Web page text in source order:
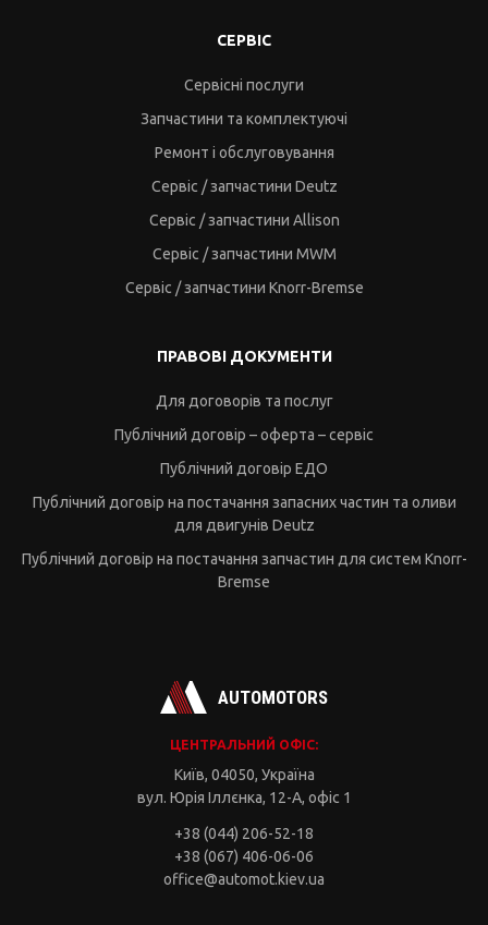
СЕРВІС
Сервісні послуги
Запчастини та комплектуючі
Ремонт і обслуговування
Сервіс / запчастини Deutz
Сервіс / запчастини Allison
Сервіс / запчастини MWM
Сервіс / запчастини Knorr-Bremse
ПРАВОВІ ДОКУМЕНТИ
Для договорів та послуг
Публічний договір – оферта – сервіс
Публічний договір ЕДО
Публічний договір на постачання запасних частин та оливи
для двигунів Deutz
Публічний договір на постачання запчастин для систем Knorr-
Bremse
AUTOMOTORS
ЦЕНТРАЛЬНИЙ ОФІС:
Київ, 04050, Україна
вул. Юрія Іллєнка, 12-А, офіс 1
+38 (044) 206-52-18
+38 (067) 406-06-06
office@automot.kiev.ua